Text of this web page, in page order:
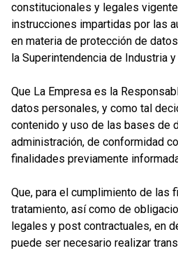
constitucionales y legales
instrucciones impartidas por las
en materia de protección de
la Superintendencia de Industria
Que La Empresa es la
datos personales, y como tal
contenido y uso de las bases de
administración, de conformidad
finalidades previamente
Que, para el cumplimiento de las
tratamiento, así como de
legales y post contractuales, en
puede ser necesario realizar